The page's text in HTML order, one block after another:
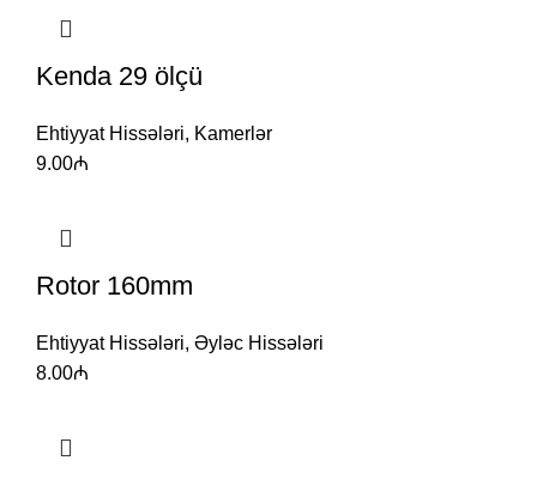
Kenda 29 ölçü
Ehtiyyat Hissələri, Kamerlər
9.00₼
Rotor 160mm
Ehtiyyat Hissələri, Əyləc Hissələri
8.00₼